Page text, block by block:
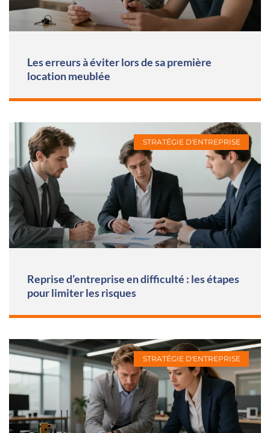
Les erreurs à éviter lors de sa première
location meublée
STRATÉGIE D'ENTREPRISE
Reprise d’entreprise en difficulté : les étapes
pour limiter les risques
STRATÉGIE D'ENTREPRISE